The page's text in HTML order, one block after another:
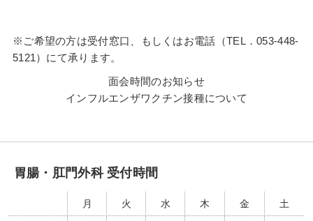
※ご希望の方は受付窓口、もしくはお電話（TEL．053-448-
5121）にて承ります。
面会時間のお知らせ
インフルエンザワクチン接種について
胃腸・肛門外科 受付時間
月 火 水 木 金 土